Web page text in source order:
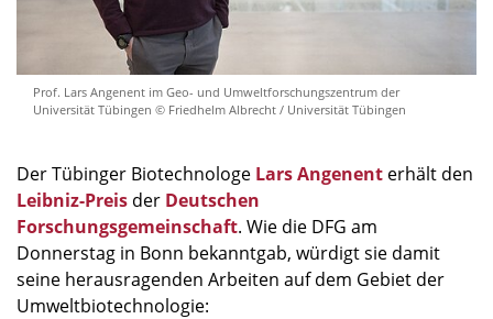
Prof. Lars Angenent im Geo- und Umweltforschungszentrum der
Universität Tübingen © Friedhelm Albrecht / Universität Tübingen
Der Tübinger Biotechnologe Lars Angenent erhält den
Leibniz-Preis der Deutschen
Forschungsgemeinschaft. Wie die DFG am
Donnerstag in Bonn bekanntgab, würdigt sie damit
seine herausragenden Arbeiten auf dem Gebiet der
Umweltbiotechnologie: